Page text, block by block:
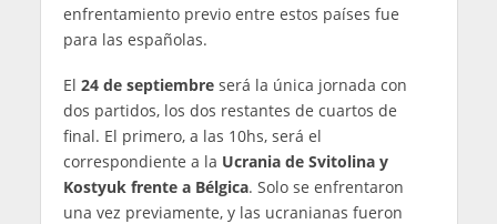
enfrentamiento previo entre estos países fue
para las españolas.
El 24 de septiembreserá la única jornada con
dos partidos, los dos restantes de cuartos de
final. El primero, a las 10hs, será el
correspondiente a la Ucrania de Svitolina y
Kostyuk frente a Bélgica. Solo se enfrentaron
una vez previamente, y las ucranianas fueron